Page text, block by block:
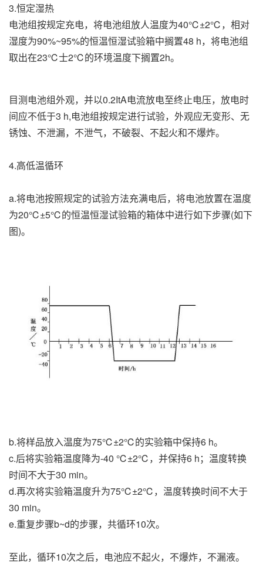
3.恒定湿热
电池组按规定充电，将电池组放人温度为40℃±2℃，相对
湿度为90%~95%的恒温恒湿试验箱中搁置48 h，将电池组
取出在23℃士2℃的环境温度下搁置2h。
目测电池组外观，并以0.2ItA电流放电至终止电压，放电时
间应不低于3 h,电池组按规定进行试验，外观应无变形、无
锈蚀、不泄漏，不泄气，不破裂、不起火和不爆炸。
4.高低温循环
a.将电池按照规定的试验方法充满电后，将电池放置在温度
为20℃±5℃的恒温恒湿试验箱的箱体中进行如下步骤(如下
图)。
b.将样品放入温度为75℃±2℃的实验箱中保持6 h。
c.后将实验箱温度降为-40 ℃±2℃，并保持6 h；温度转换
时间不大于30 min。
d.再次将实验箱温度升为75℃±2℃，温度转换时间不大于
30 min。
e.重复步骤b~d的步骤，共循环10次。
至此，循环10次之后，电池应不起火，不爆炸，不漏液。